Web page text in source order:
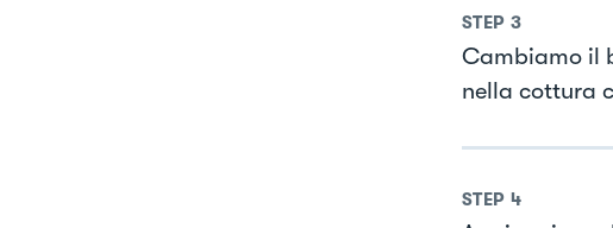
STEP 3
Cambiamo il
nella cottura
STEP 4